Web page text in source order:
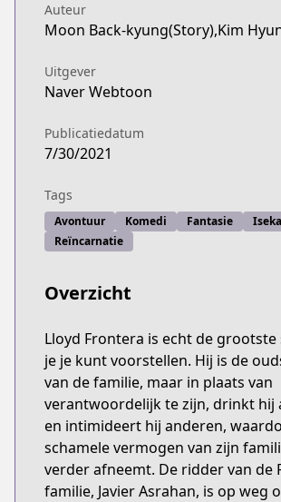
Auteur
Moon Back-kyung(Story),Kim
Uitgever
Naver Webtoon
Publicatiedatum
7/30/2021
Tags
Avontuur Komedi Fantasie
Reïncarnatie
Overzicht
Lloyd Frontera is echt de
je je kunt voorstellen. Hij is de
van de familie, maar in plaats van
verantwoordelijk te zijn, drinkt hij
en intimideert hij anderen,
schamele vermogen van zijn
verder afneemt. De ridder van de
familie, Javier Asrahan, is op weg